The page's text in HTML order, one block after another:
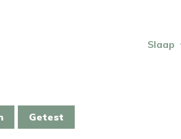
Slaap
Getest